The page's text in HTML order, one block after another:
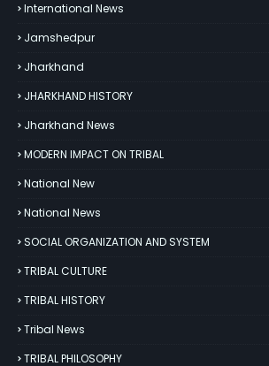
International News
Jamshedpur
Jharkhand
JHARKHAND HISTORY
Jharkhand News
MODERN IMPACT ON TRIBAL
National New
National News
SOCIAL ORGANIZATION AND SYSTEM
TRIBAL CULTURE
TRIBAL HISTORY
Tribal News
TRIBAL PHILOSOPHY